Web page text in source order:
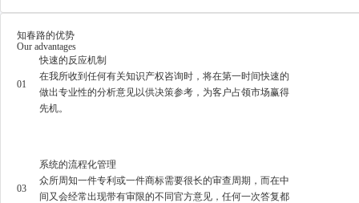
知春路的优势
Our advantages
01
快速的反应机制
在我所收到任何有关知识产权咨询时，将在第一时间快速的
做出专业性的分析意见以供决策参考，为客户占领市场赢得
先机。
03
系统的流程化管理
众所周知一件专利或一件商标需要很长的审查周期，而在中
间又会经常出现带有审限的不同官方意见，任何一次答复都